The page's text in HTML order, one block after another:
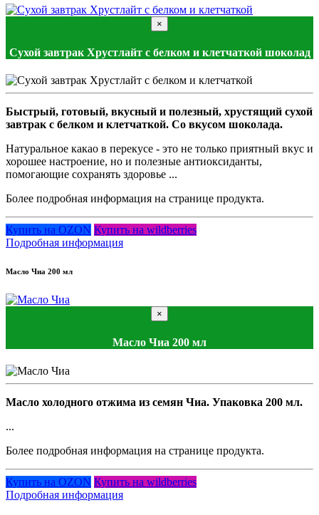
×
Сухой завтрак Хрустлайт с белком и клетчаткой шоколад
Быстрый, готовый, вкусный и полезный, хрустящий сухой
завтрак с белком и клетчаткой. Со вкусом шоколада.
Натуральное какао в перекусе - это не только приятный вкус и
хорошее настроение, но и полезные антиоксиданты,
помогающие сохранять здоровье ...
Более подробная информация на странице продукта.
Купить на OZON Купить на wildberries
Подробная информация
Масло Чиа 200 мл
×
Масло Чиа 200 мл
Масло холодного отжима из семян Чиа. Упаковка 200 мл.
...
Более подробная информация на странице продукта.
Купить на OZON Купить на wildberries
Подробная информация